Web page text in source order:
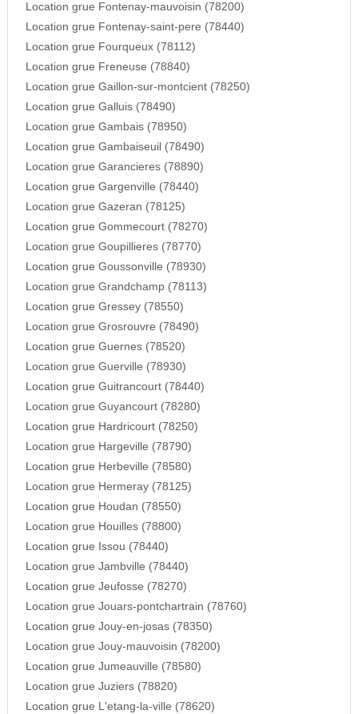
Location grue Fontenay-mauvoisin (78200)
Location grue Fontenay-saint-pere (78440)
Location grue Fourqueux (78112)
Location grue Freneuse (78840)
Location grue Gaillon-sur-montcient (78250)
Location grue Galluis (78490)
Location grue Gambais (78950)
Location grue Gambaiseuil (78490)
Location grue Garancieres (78890)
Location grue Gargenville (78440)
Location grue Gazeran (78125)
Location grue Gommecourt (78270)
Location grue Goupillieres (78770)
Location grue Goussonville (78930)
Location grue Grandchamp (78113)
Location grue Gressey (78550)
Location grue Grosrouvre (78490)
Location grue Guernes (78520)
Location grue Guerville (78930)
Location grue Guitrancourt (78440)
Location grue Guyancourt (78280)
Location grue Hardricourt (78250)
Location grue Hargeville (78790)
Location grue Herbeville (78580)
Location grue Hermeray (78125)
Location grue Houdan (78550)
Location grue Houilles (78800)
Location grue Issou (78440)
Location grue Jambville (78440)
Location grue Jeufosse (78270)
Location grue Jouars-pontchartrain (78760)
Location grue Jouy-en-josas (78350)
Location grue Jouy-mauvoisin (78200)
Location grue Jumeauville (78580)
Location grue Juziers (78820)
Location grue L'etang-la-ville (78620)